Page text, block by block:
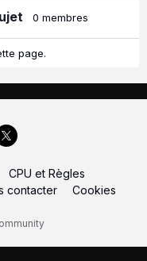
0 membres
page.
CPU et Règles
contacter Cookies